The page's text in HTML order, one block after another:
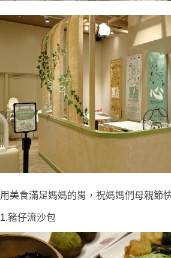
用美食滿足媽媽的胃，祝媽媽們母親節
1.豬仔流沙包